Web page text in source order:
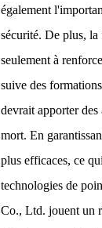
également
sécurité. De plus,
seulement à
suive des
devrait apporter des
mort. En
plus efficaces, ce
technologies de
Co., Ltd. jouent un